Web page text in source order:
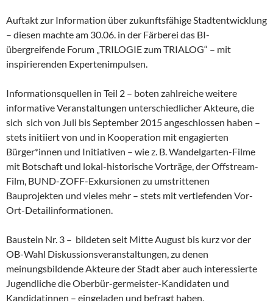
Auftakt zur Information über zukunftsfähige Stadtentwicklung
– diesen machte am 30.06. in der Färberei das BI-
übergreifende Forum „TRILOGIE zum TRIALOG“ – mit
inspirierenden Expertenimpulsen.
Informationsquellen in Teil 2 – boten zahlreiche weitere
informative Veranstaltungen unterschiedlicher Akteure, die
sich sich von Juli bis September 2015 angeschlossen haben –
stets initiiert von und in Kooperation mit engagierten
Bürger*innen und Initiativen – wie z. B. Wandelgarten-Filme
mit Botschaft und lokal-historische Vorträge, der Offstream-
Film, BUND-ZOFF-Exkursionen zu umstrittenen
Bauprojekten und vieles mehr – stets mit vertiefenden Vor-
Ort-Detailinformationen.
Baustein Nr. 3 – bildeten seit Mitte August bis kurz vor der
OB-Wahl Diskussionsveranstaltungen, zu denen
meinungsbildende Akteure der Stadt aber auch interessierte
Jugendliche die Oberbür-germeister-Kandidaten und
Kandidatinnen – eingeladen und befragt haben.